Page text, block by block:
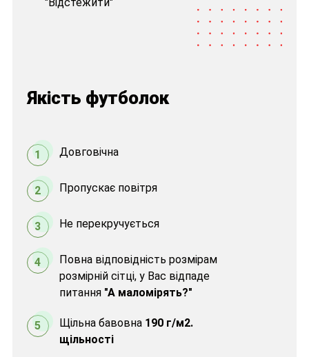
Якість футболок
1 Довговічна
2 Пропускає повітря
3 Не перекручується
4
Повна відповідність розмірам
розмірній сітці, у Вас відпаде
питання "А маломірять?"
5 Щільна бавовна 190 г/м2.
щільності